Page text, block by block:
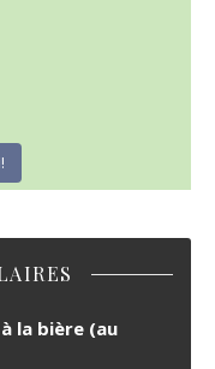
la bière (au